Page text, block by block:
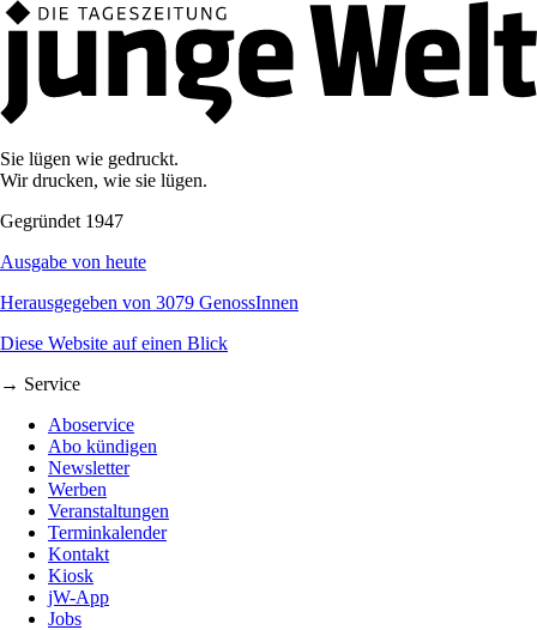
Sie lügen wie gedruckt.
Wir drucken, wie sie lügen.
Gegründet 1947
Ausgabe von heute
Herausgegeben von 3079 GenossInnen
Diese Website auf einen Blick
→ Service
Aboservice
Abo kündigen
Newsletter
Werben
Veranstaltungen
Terminkalender
Kontakt
Kiosk
jW-App
Jobs